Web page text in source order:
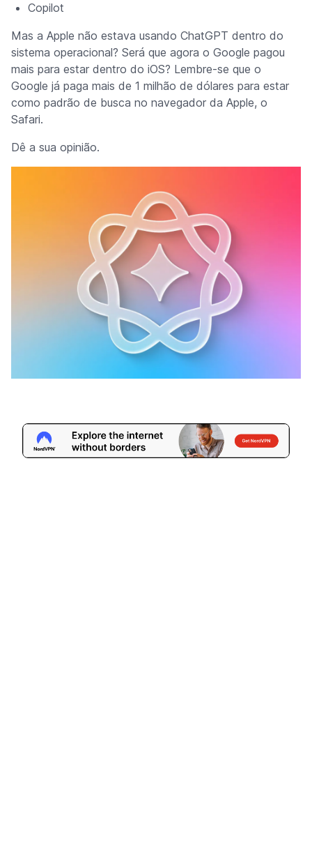
Copilot
Mas a Apple não estava usando ChatGPT dentro do
sistema operacional? Será que agora o Google pagou
mais para estar dentro do iOS? Lembre-se que o
Google já paga mais de 1 milhão de dólares para estar
como padrão de busca no navegador da Apple, o
Safari.
Dê a sua opinião.